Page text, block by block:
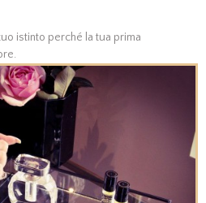
istinto perché la tua prima